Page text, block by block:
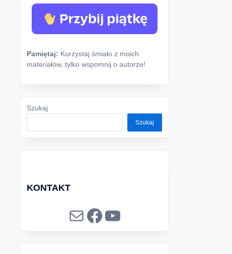
Pamiętaj: Korzystaj śmiało z moich
materiałów, tylko wspomnij o autorze!
Szukaj
Szukaj
KONTAKT
MailFacebook
YouTube